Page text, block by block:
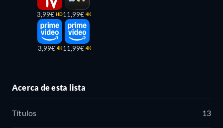
3,99€ HD
3,99€ 4K
11,99€ 4K
11,99€ 4K
Acerca de esta lista
Títulos 13